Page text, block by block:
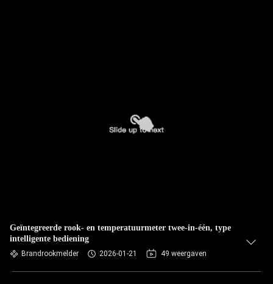
Geïntegreerde rook- en temperatuurmeter twee-in-één, type
intelligente bediening
Brandrookmelder 2026-01-21 49 weergaven